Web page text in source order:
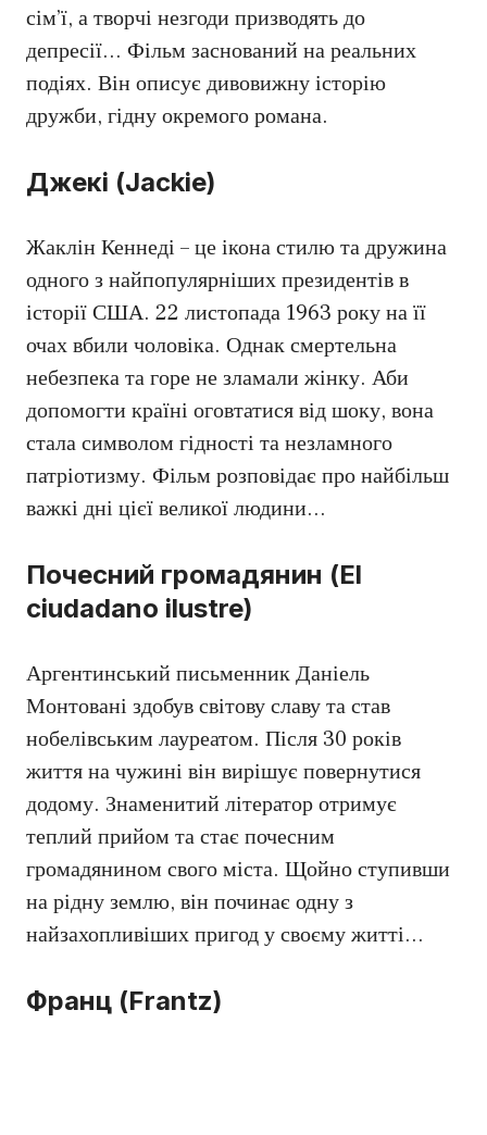
сім’ї, а творчі незгоди призводять до
депресії… Фільм заснований на реальних
подіях. Він описує дивовижну історію
дружби, гідну окремого романа.
Джекі (Jackie)
Жаклін Кеннеді – це ікона стилю та дружина
одного з найпопулярніших президентів в
історії США. 22 листопада 1963 року на її
очах вбили чоловіка. Однак смертельна
небезпека та горе не зламали жінку. Аби
допомогти країні оговтатися від шоку, вона
стала символом гідності та незламного
патріотизму. Фільм розповідає про найбільш
важкі дні цієї великої людини…
Почесний громадянин (El
ciudadano ilustre)
Аргентинський письменник Даніель
Монтовані здобув світову славу та став
нобелівським лауреатом. Після 30 років
життя на чужині він вирішує повернутися
додому. Знаменитий літератор отримує
теплий прийом та стає почесним
громадянином свого міста. Щойно ступивши
на рідну землю, він починає одну з
найзахопливіших пригод у своєму житті…
Франц (Frantz)